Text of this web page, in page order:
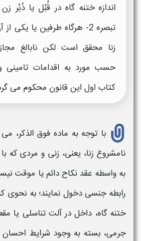
اندازه ختنه گاه در قُبُل یا
تبصره 2- هرگاه طرفین یا یکی
زنا محقق است لکن نابالغ
حسب مورد به اقدامات تامینی
کتاب اول این قانون محکوم می‌
با توجه به ماده فوق الذکر،
نامشروع زنا، یعنی، زنی و مردی که
به واسطه عقد نکاح دائم یا موقت
رابطه جنسی دخول نمایند؛ به نحوی
ختنه گاه، داخل در آلت تناسلی یا
جرمی، بسته به وجود شرایط